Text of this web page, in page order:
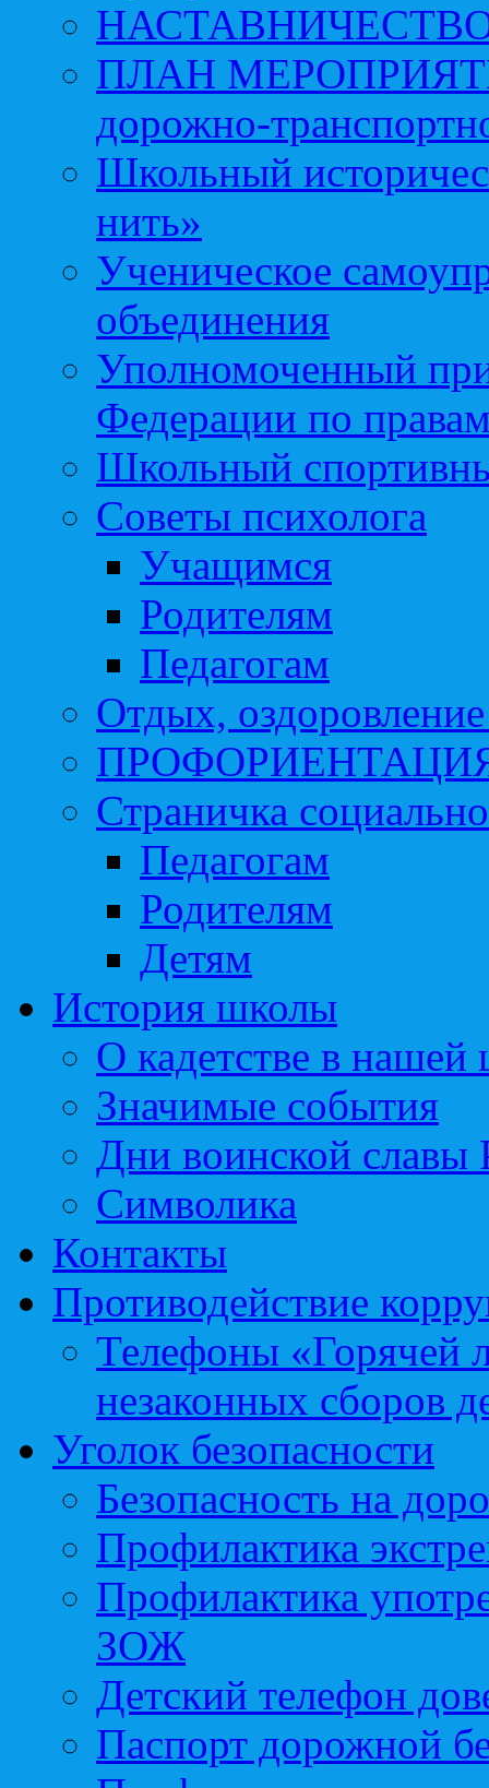
ПЛАН МЕРОПРИЯТИЙ
дорожно-
Школьный
нить»
Ученическое
объединения
Уполномоченный
Федерации по
Школьный
Советы психолога
Учащимся
Родителям
Педагогам
Отдых, оздоровление
Страничка
Педагогам
Родителям
Детям
История школы
О кадетстве в нашей
Значимые события
Дни воинской славы
Символика
Контакты
Противодействие
Телефоны «Горячей
незаконных сборов
Уголок безопасности
Безопасность на
Профилактика
Профилактика
ЗОЖ
Детский телефон
Паспорт дорожной